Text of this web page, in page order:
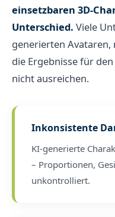
einsetzbaren 3D-
Unterschied. Viele
generierten Avataren,
die Ergebnisse für
nicht ausreichen.
Inkonsistente
KI-generierte
– Proportionen,
unkontrolliert.